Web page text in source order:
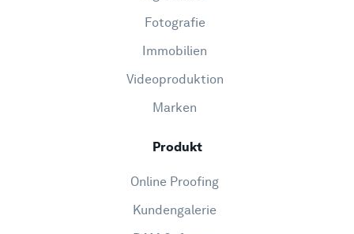
Fotografie
Immobilien
Videoproduktion
Marken
Produkt
Online Proofing
Kundengalerie